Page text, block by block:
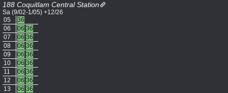
188 Coquitlam Central Station
Sa (9/02-1/05) +12/26
05
36
06
06 36
07
06 36
08
06 36
09
06 36
10
06 36
11
06 36
12
06 36
13
06 36